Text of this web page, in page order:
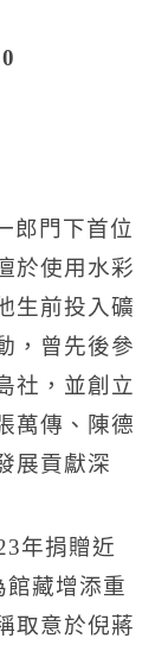
郎門下首位
於使用水彩
生前投入礦
，曾先後參
社，並創立
萬傳、陳德
展貢獻深
年捐贈近
館藏增添重
取意於倪蔣